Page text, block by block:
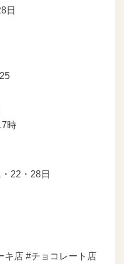
日
時
22・28日
キ店 #チョコレート店